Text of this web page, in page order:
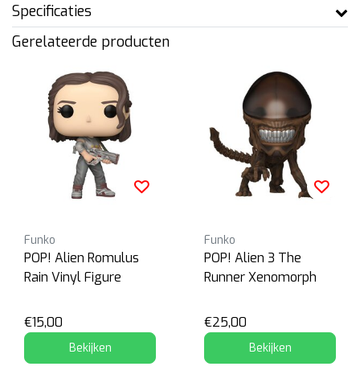
Specificaties
Gerelateerde producten
Funko
POP! Alien Romulus
Rain Vinyl Figure
€15,00
Bekijken
Funko
POP! Alien 3 The
Runner Xenomorph
€25,00
Bekijken